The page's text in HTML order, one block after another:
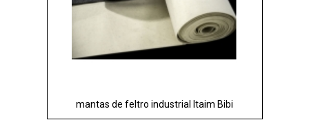
mantas de feltro industrial Itaim Bibi